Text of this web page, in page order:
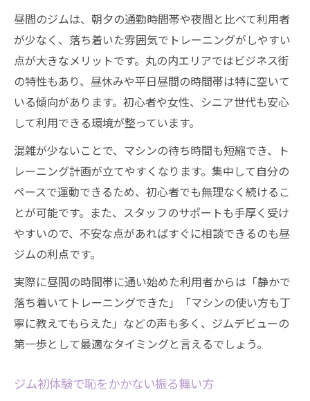
昼間のジムは、朝夕の通勤時間帯や夜間と比べて利用者
が少なく、落ち着いた雰囲気でトレーニングがしやすい
点が大きなメリットです。丸の内エリアではビジネス街
の特性もあり、昼休みや平日昼間の時間帯は特に空いて
いる傾向があります。初心者や女性、シニア世代も安心
して利用できる環境が整っています。
混雑が少ないことで、マシンの待ち時間も短縮でき、ト
レーニング計画が立てやすくなります。集中して自分の
ペースで運動できるため、初心者でも無理なく続けるこ
とが可能です。また、スタッフのサポートも手厚く受け
やすいので、不安な点があればすぐに相談できるのも昼
ジムの利点です。
実際に昼間の時間帯に通い始めた利用者からは「静かで
落ち着いてトレーニングできた」「マシンの使い方も丁
寧に教えてもらえた」などの声も多く、ジムデビューの
第一歩として最適なタイミングと言えるでしょう。
ジム初体験で恥をかかない振る舞い方